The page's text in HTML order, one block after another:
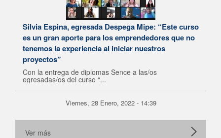
Silvia Espina, egresada Despega Mipe: “Este curso
es un gran aporte para los emprendedores que no
tenemos la experiencia al iniciar nuestros
proyectos”
Con la entrega de diplomas Sence a las/os
egresadas/os del curso “...
Viernes, 28 Enero, 2022 - 14:39
Ver más